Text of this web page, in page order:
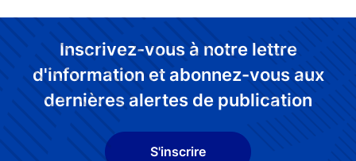
Inscrivez-vous à notre lettre
d'information et abonnez-vous aux
dernières alertes de publication
S'inscrire